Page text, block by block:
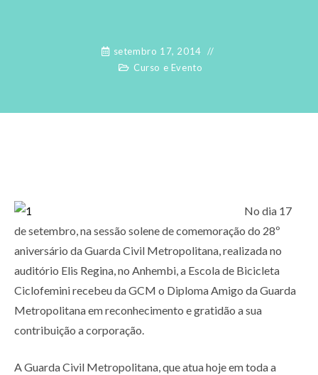
setembro 17, 2014
Curso e Evento
No dia 17
de setembro, na sessão solene de comemoração do 28º
aniversário da Guarda Civil Metropolitana, realizada no
auditório Elis Regina, no Anhembi, a Escola de Bicicleta
Ciclofemini recebeu da GCM o Diploma Amigo da Guarda
Metropolitana em reconhecimento e gratidão a sua
contribuição a corporação.
A Guarda Civil Metropolitana, que atua hoje em toda a